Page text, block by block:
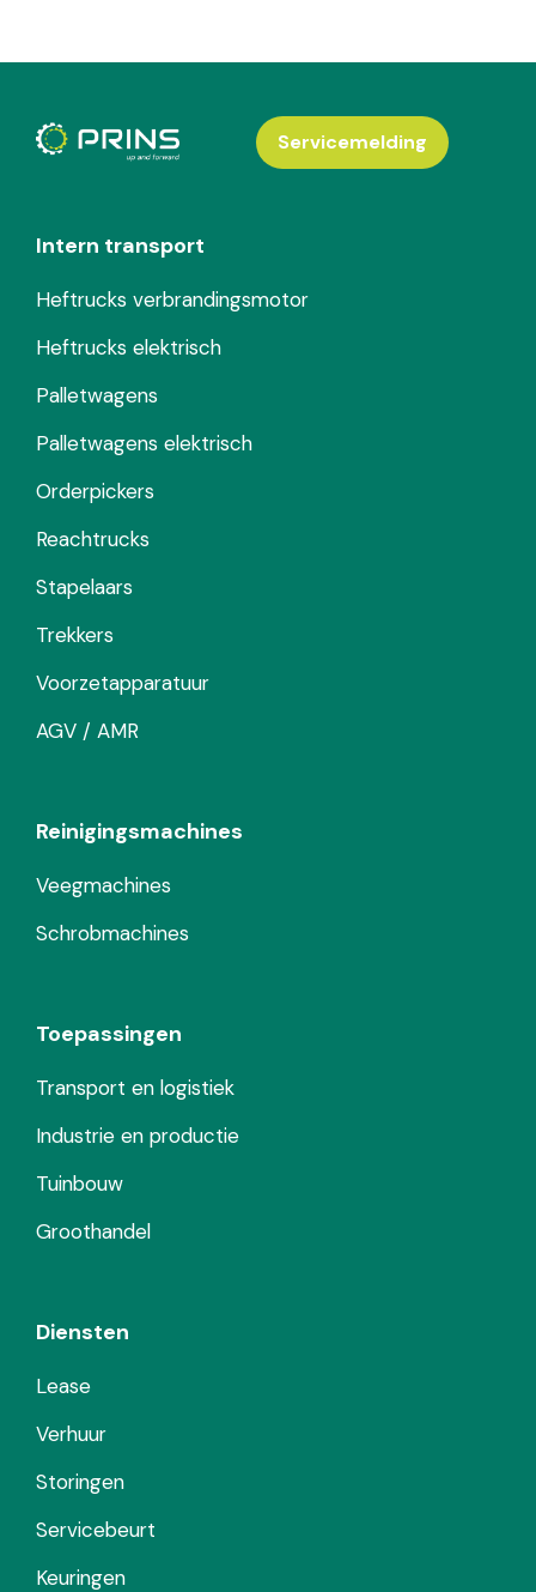
Intern transport
Heftrucks verbrandingsmotor
Heftrucks elektrisch
Palletwagens
Palletwagens elektrisch
Orderpickers
Reachtrucks
Stapelaars
Trekkers
Voorzetapparatuur
AGV / AMR
Reinigingsmachines
Veegmachines
Schrobmachines
Toepassingen
Transport en logistiek
Industrie en productie
Tuinbouw
Groothandel
Diensten
Lease
Verhuur
Storingen
Servicebeurt
Keuringen
Servicemelding